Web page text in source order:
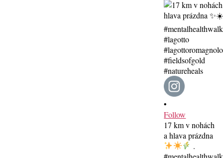
•
Follow
17 km v nohách
a hlava prázdna
.